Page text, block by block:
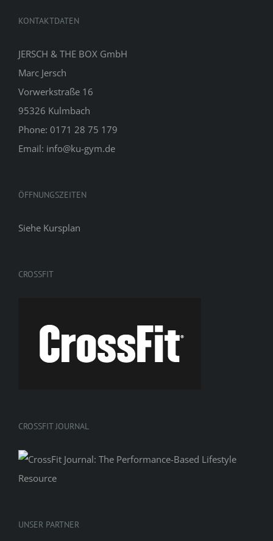
KONTAKTDATEN
JERSCH & THE BOX GmbH
Marc Jersch
Vorwerkstraße 16
95326 Kulmbach
Phone: 0171 28 75 179
Email: info@ku-gym.de
ÖFFNUNGSZEITEN
Siehe Kursplan
CROSSFIT
CROSSFIT JOURNAL
UNSER PARTNER